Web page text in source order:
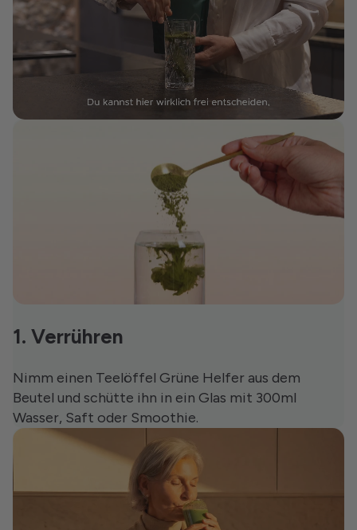
1. Verrühren
Nimm einen Teelöffel Grüne Helfer aus dem
Beutel und schütte ihn in ein Glas mit 300ml
Wasser, Saft oder Smoothie.